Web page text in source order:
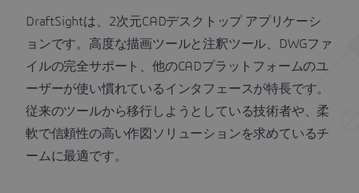
DraftSightは、2次元CADデスクトップ アプリケーシ
ョンです。高度な描画ツールと注釈ツール、DWGファ
イルの完全サポート、他のCADプラットフォームのユ
ーザーが使い慣れているインタフェースが特長です。
従来のツールから移行しようとしている技術者や、柔
軟で信頼性の高い作図ソリューションを求めているチ
ームに最適です。